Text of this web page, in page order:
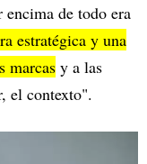
de todo era
estratégica y una
marcas y a las
el contexto".